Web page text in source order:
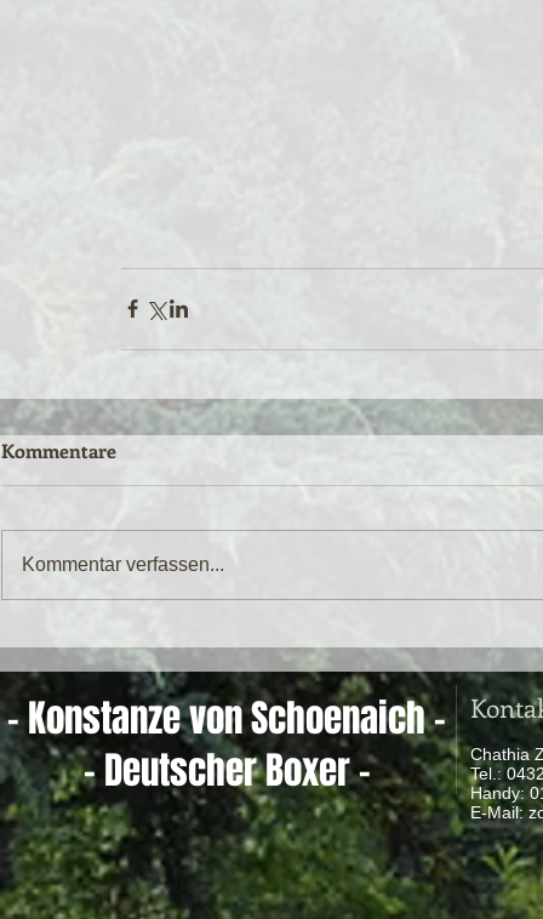
Kommentare
Kommentar verfassen...
- Konstanze von Schoenaich -
- Deutscher Boxer -
Chathia
Tel.:
Handy:
​ E-Mail: